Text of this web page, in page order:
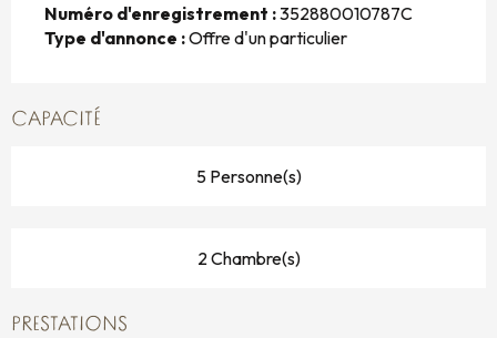
Numéro d'enregistrement :352880010787C
Type d'annonce :Offre d'un particulier
CAPACITÉ
5 Personne(s)
2 Chambre(s)
PRESTATIONS